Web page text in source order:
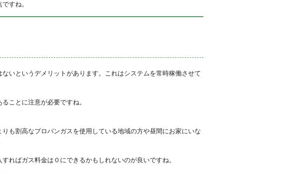
すね。
いというデメリットがあります。これはシステムを常時稼働させて
ことに注意が必要ですね。
も割高なプロパンガスを使用している地域の方や昼間にお家にいな
ればガス料金は０にできるかもしれないのが良いですね。